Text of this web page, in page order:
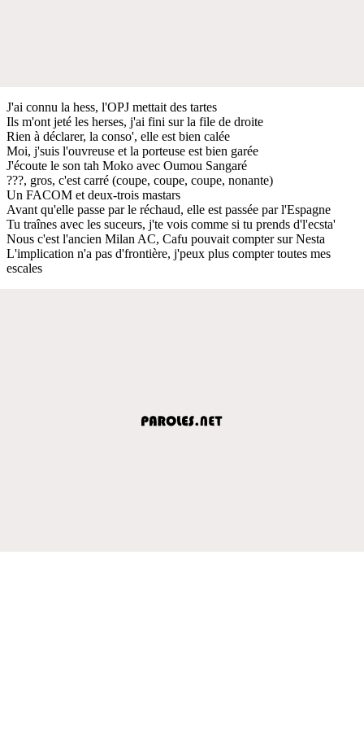
J'ai connu la hess, l'OPJ mettait des tartes
Ils m'ont jeté les herses, j'ai fini sur la file de droite
Rien à déclarer, la conso', elle est bien calée
Moi, j'suis l'ouvreuse et la porteuse est bien garée
J'écoute le son tah Moko avec Oumou Sangaré
???, gros, c'est carré (coupe, coupe, coupe, nonante)
Un FACOM et deux-trois mastars
Avant qu'elle passe par le réchaud, elle est passée par l'Espagne
Tu traînes avec les suceurs, j'te vois comme si tu prends d'l'ecsta'
Nous c'est l'ancien Milan AC, Cafu pouvait compter sur Nesta
L'implication n'a pas d'frontière, j'peux plus compter toutes mes
escales